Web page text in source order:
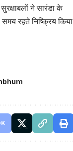
ने सारंडा के
रहते निष्क्रिय किया